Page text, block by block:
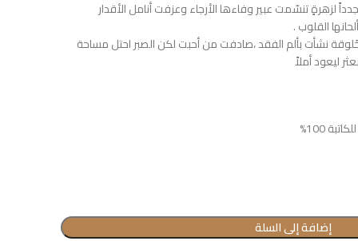
لزهرةٍ تنسّمت عبير وفاءها الأرجاء وعزفت أنامل الأقدار
القلوب .
نشأت بألم الفقد ،صادفت من أحبت لكن الصبر احتل مساحة
ليعود أملاً
100%
إضافة إلى السلة